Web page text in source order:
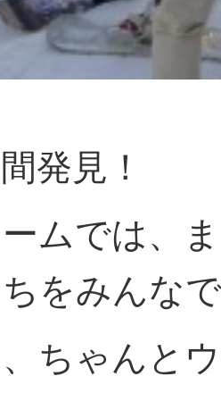
発見！
ムでは、
をみんな
ちゃんと